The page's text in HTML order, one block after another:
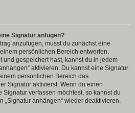
Signatur anfügen?
anzufügen, musst du zunächst eine
persönlichen Bereich entwerfen.
und gespeichert hast, kannst du in jedem
aktivieren. Du kannst eine Signatur
persönlichen Bereich das
Signatur aktivierst. Wenn du einen
verfassen möchtest, so kannst du
„Signatur anhängen“ wieder deaktivieren.